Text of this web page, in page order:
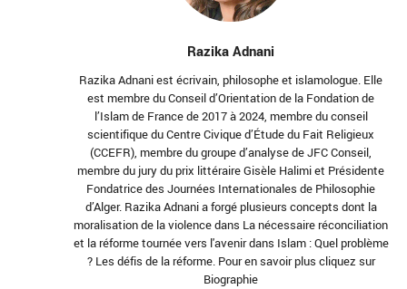
Razika Adnani
Razika Adnani est écrivain, philosophe et islamologue. Elle
est membre du Conseil d’Orientation de la Fondation de
l’Islam de France de 2017 à 2024, membre du conseil
scientifique du Centre Civique d’Étude du Fait Religieux
(CCEFR), membre du groupe d’analyse de JFC Conseil,
membre du jury du prix littéraire Gisèle Halimi et Présidente
Fondatrice des Journées Internationales de Philosophie
d’Alger. Razika Adnani a forgé plusieurs concepts dont la
moralisation de la violence dans La nécessaire réconciliation
et la réforme tournée vers l'avenir dans Islam : Quel problème
? Les défis de la réforme. Pour en savoir plus cliquez sur
Biographie